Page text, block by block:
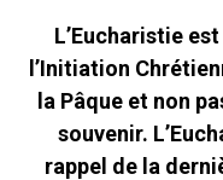
L’Eucharistie
l’Initiation
la Pâque et non
souvenir.
rappel de la